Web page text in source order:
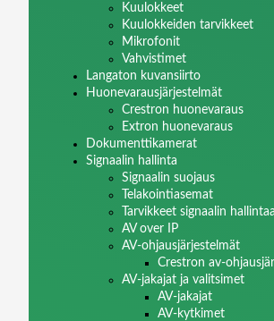
Kuulokkeet
Kuulokkeiden tarvikkeet
Mikrofonit
Vahvistimet
Langaton kuvansiirto
Huonevarausjärjestelmät
Crestron huonevaraus
Extron huonevaraus
Dokumenttikamerat
Signaalin hallinta
Signaalin suojaus
Telakointiasemat
Tarvikkeet signaalin
AV over IP
AV-ohjausjärjestelmät
Crestron av-
AV-jakajat ja valitsimet
AV-jakajat
AV-kytkimet